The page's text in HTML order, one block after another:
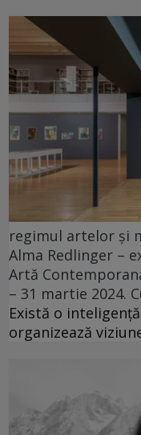
regimul artelor și
Alma Redlinger –
Artă
– 31 martie 2024.
Există o
organizează